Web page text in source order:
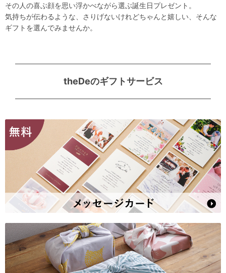
その人の喜ぶ顔を思い浮かべながら選ぶ誕生日プレゼント。
気持ちが伝わるような、さりげないけれどちゃんと嬉しい、そんな
ギフトを選んでみませんか。
theDeのギフトサービス